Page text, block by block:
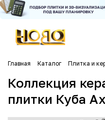
Главная Каталог Плитка и
Коллекция
плитки Куба